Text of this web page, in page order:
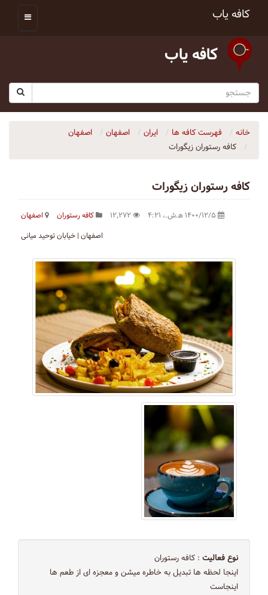
کافه یاب
کافه یاب
خانه فهرست کافه ها ایران اصفهان
اصفهان
کافه رستوران زیگورات
کافه رستوران زیگورات
کافه رستوران
اصفهان
اصفهان | خیابان توحید میانی
نوع فعالیت : کافه رستوران
اینجا لحظه ها تبدیل به خاطره میشن و معجزه ای از طعم ها
اینجاست